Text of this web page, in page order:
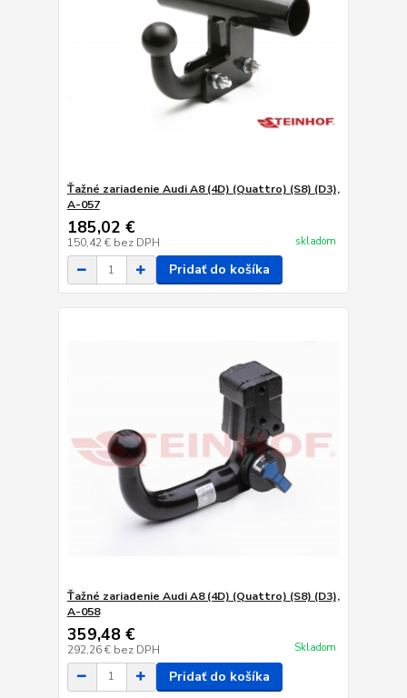
Ťažné zariadenie Audi A8 (4D) (Quattro) (S8) (D3),
A-057
185,02 €
150,42 € bez DPH skladom
Pridať do košíka
Ťažné zariadenie Audi A8 (4D) (Quattro) (S8) (D3),
A-058
359,48 €
292,26 € bez DPH Skladom
Pridať do košíka